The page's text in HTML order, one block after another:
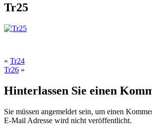
Tr25
« Tr24
Tr26 »
Hinterlassen Sie einen
Sie müssen angemeldet sein, um einen
E-Mail Adresse wird nicht veröffentlicht.